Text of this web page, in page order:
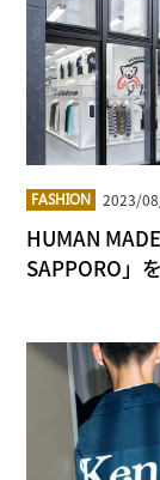
FASHION 2023/
HUMAN
SAPPORO」